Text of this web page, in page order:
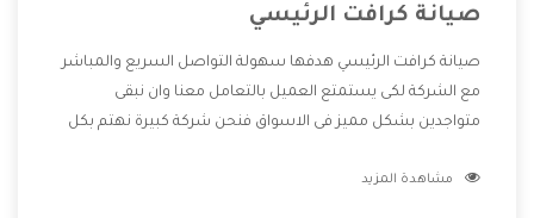
صيانة كرافت الرئيسي
صيانة كرافت الرئيسي هدفها سهولة التواصل السريع والمباشر
مع الشركة لكى يستمتع العميل بالتعامل معنا وان نبقى
متواجدين بشكل مميز فى الاسواق فنحن شركة كبيرة نهتم بكل
الشركة بها والتى تكون منها خدمة الصيانة التى تكون من أهم
مشاهدة المزيد